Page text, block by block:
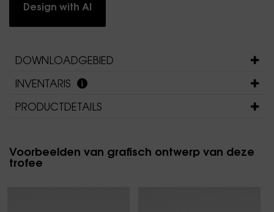
Design with AI
DOWNLOADGEBIED
INVENTARIS
PRODUCTDETAILS
Voorbeelden van grafisch ontwerp van deze
trofee